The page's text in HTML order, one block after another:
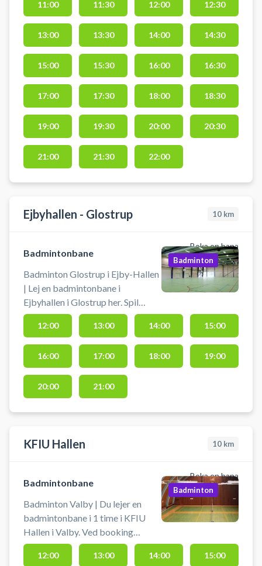
Det er kun tilladt at benytte banen
med indendørssko med hvide
såler. Banen kan afbestilles indtil 4
timer før reservationens
starttidspunkt. Book en
badmintonbane og spil badminton
i Herlev på en af
badmintonbanerne i
Skinderskovhallen.
11:00 11:30 12:00 12:30
13:00 13:30 14:00 14:30
15:00 15:30 16:00 16:30
17:00 17:30 18:00 18:30
19:00 19:30 20:00 20:30
21:00 21:30 22:00
Ejbyhallen - Glostrup 10 km
Boka en bana
Badmintonbane
Badminton Glostrup i Ejby-Hallen
| Lej en badmintonbane i
Ejbyhallen i Glostrup her. Spil
badminton i Glostrup på en af
badmintonbanerne i Ejbyhallen.
Medbring selv ketcher og bolde.
Badminton
12:00 13:00 14:00 15:00
16:00 17:00 18:00 19:00
20:00 21:00
KFIU Hallen 10 km
Boka en bana
Badmintonbane
Badminton Valby | Du lejer en
badmintonbane i 1 time i KFIU
Hallen i Valby. Ved booking
modtages en kode som benyttes
for at få adgang til hallen.
Badminton
12:00 13:00 14:00 15:00